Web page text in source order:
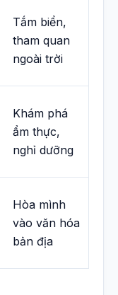
Tắm biển,
tham quan
ngoài trời
Khám phá
ẩm thực,
nghỉ dưỡng
Hòa mình
vào văn hóa
bản địa